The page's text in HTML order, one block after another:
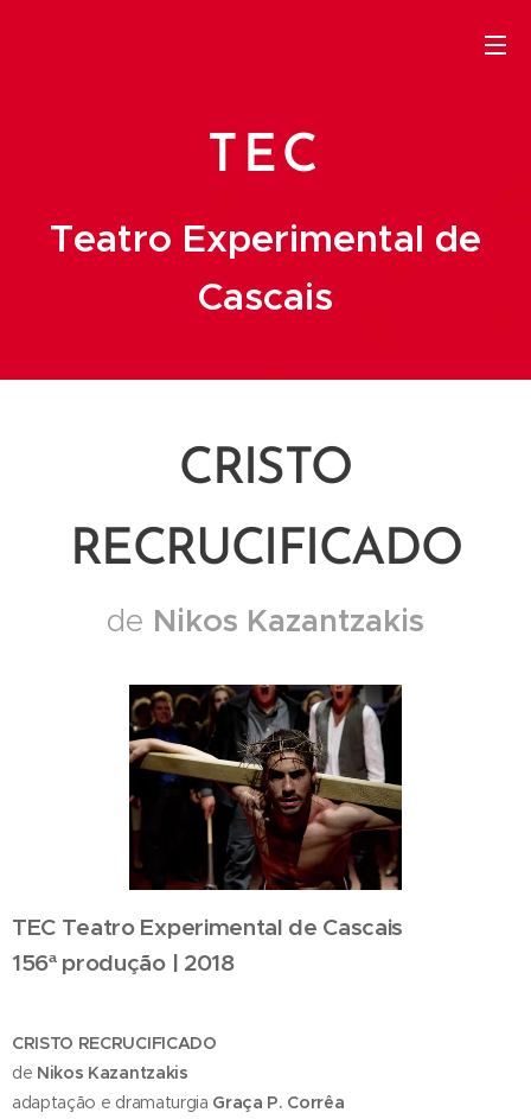
TEC
Teatro Experimental de
Cascais
CRISTO
RECRUCIFICADO
de Nikos Kazantzakis
TEC Teatro Experimental de Cascais
156ª produção | 2018
CRISTO RECRUCIFICADO
de Nikos Kazantzakis
adaptação e dramaturgia Graça P. Corrêa